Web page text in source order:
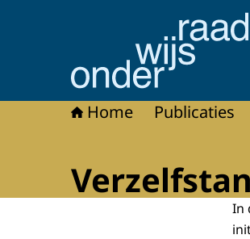
Naar de homepage van
Home Publicaties
In